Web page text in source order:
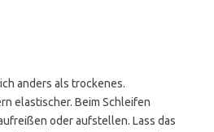
anders als trockenes.
elastischer. Beim Schleifen
oder aufstellen. Lass das